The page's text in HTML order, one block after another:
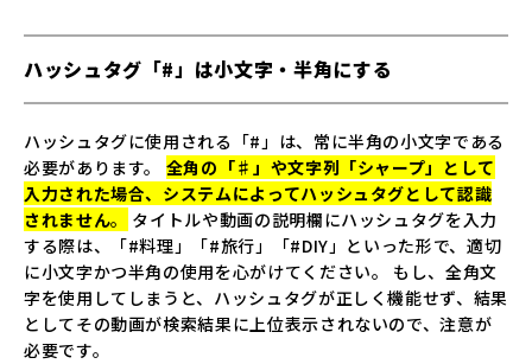
ハッシュタグ「#」は小文字・半角にする
ハッシュタグに使用される「#」は、常に半角の小文字である
必要があります。 全角の「♯」や文字列「シャープ」として
入力された場合、システムによってハッシュタグとして認識
されません。
タイトルや動画の説明欄にハッシュタグを入力
する際は、「#料理」「#旅行」「#DIY」といった形で、適切
に小文字かつ半角の使用を心がけてください。 もし、全角文
字を使用してしまうと、ハッシュタグが正しく機能せず、結果
としてその動画が検索結果に上位表示されないので、注意が
必要です。